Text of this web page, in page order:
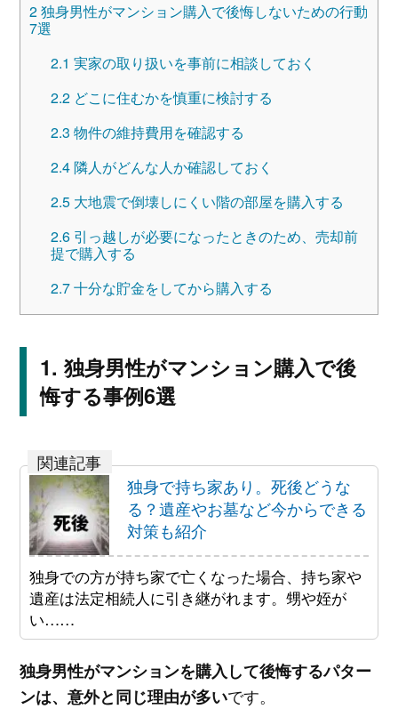
2独身男性がマンション購入で後悔しないための行動
7選
2.1 実家の取り扱いを事前に相談しておく
2.2どこに住むかを慎重に検討する
2.3 物件の維持費用を確認する
2.4隣人がどんな人か確認しておく
2.5大地震で倒壊しにくい階の部屋を購入する
2.6引っ越しが必要になったときのため、売却前
提で購入する
2.7十分な貯金をしてから購入する
独身男性がマンション購入で後
悔する事例6選
独身で持ち家あり。死後どうな
る？遺産やお墓など今からできる
対策も紹介
独身での方が持ち家で亡くなった場合、持ち家や
遺産は法定相続人に引き継がれます。甥や姪が
い……
独身男性がマンションを購入して後悔するパター
ンは、意外と同じ理由が多いです。